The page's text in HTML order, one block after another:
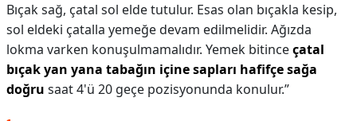
Bıçak sağ, çatal sol elde tutulur. Esas olan bıçakla kesip,
sol eldeki çatalla yemeğe devam edilmelidir. Ağızda
lokma varken konuşulmamalıdır. Yemek bitinceçatal
bıçak yan yana tabağın içine sapları hafifçe sağa
doğru saat 4'ü 20 geçe pozisyonunda konulur.”